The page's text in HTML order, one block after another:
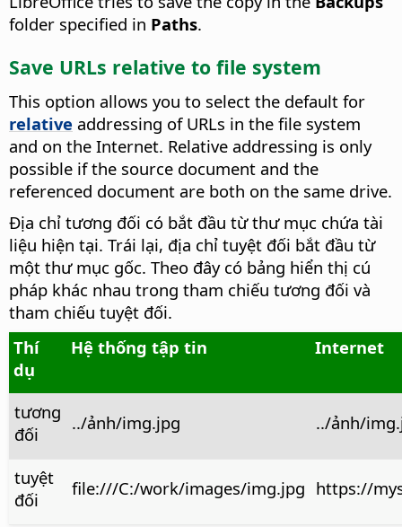
folder specified in Paths.
Save URLs relative to file system
This option allows you to select the default for
relative addressing of URLs in the file system
and on the Internet. Relative addressing is only
possible if the source document and the
referenced document are both on the same drive.
Địa chỉ tương đối có bắt đầu từ thư mục chứa tài
liệu hiện tại. Trái lại, địa chỉ tuyệt đối bắt đầu từ
một thư mục gốc. Theo đây có bảng hiển thị cú
pháp khác nhau trong tham chiếu tương đối và
tham chiếu tuyệt đối.
Thí
dụ
Hệ thống tập tin Internet
tương
đối
../ảnh/img.jpg ../ảnh/
tuyệt
đối
file:///C:/work/images/img.jpg https://